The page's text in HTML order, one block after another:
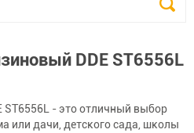
DDE ST6556L
ST6556L - это отличный выбор
или дачи, детского сада, школы